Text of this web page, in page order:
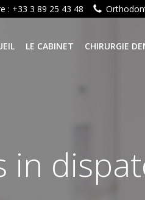
: +33 3 89 25 43 48
LE CABINET CHIRURGIE
in